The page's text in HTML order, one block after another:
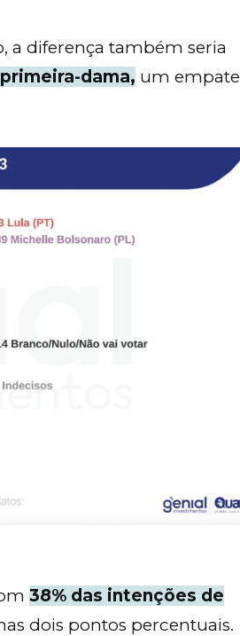
a diferença também seria
dama, um empate
38% das intenções de
dois pontos percentuais.